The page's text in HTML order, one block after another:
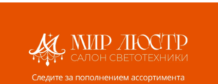
Пенза, ул. Пролетарская, 61 ТЦ "Стройбери"